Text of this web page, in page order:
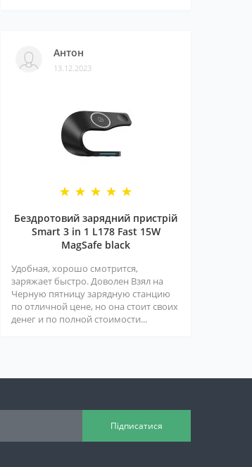
Антон
13.12.2023
Бездротовий зарядний пристрій
Smart 3 in 1 L178 Fast 15W
MagSafe black
Удобная, хорошо смотрится,
заряжает быстро. Доволен Взял на
Черную пятницу зарядную станцию
по отличной цене, но она стоит своих
денег и по полной стоимости...
Підписатися